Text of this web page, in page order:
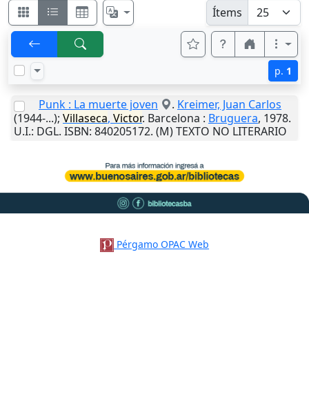
Ítems
p. 1
Punk : La muerte joven . Kreimer, Juan Carlos
(1944-...); Villaseca, Victor. Barcelona : Bruguera, 1978.
U.I.: DGL. ISBN: 840205172. (M) TEXTO NO LITERARIO
Pérgamo OPAC Web